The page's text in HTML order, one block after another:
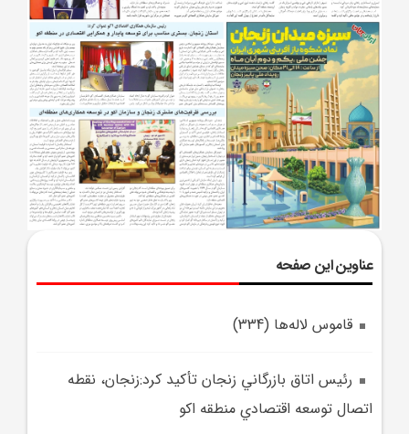
عناوین این صفحه
قاموس لاله‌ها (334)
رئيس اتاق بازرگاني زنجان تأکيد کرد:زنجان، نقطه
اتصال توسعه اقتصادي منطقه اکو